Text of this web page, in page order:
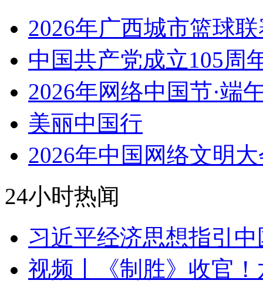
2026年广西城市篮球
中国共产党成立105周
2026年网络中国节·端
美丽中国行
2026年中国网络文明
24小时热闻
习近平经济思想指引
视频丨《制胜》收官